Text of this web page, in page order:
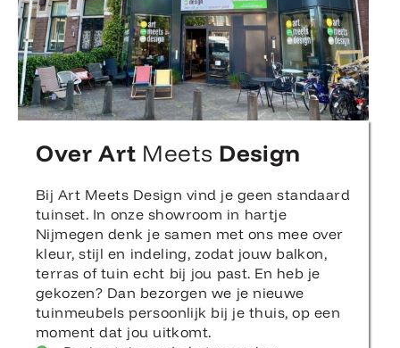
Over Art Meets Design
Bij Art Meets Design vind je geen standaard
tuinset. In onze showroom in hartje
Nijmegen denk je samen met ons mee over
kleur, stijl en indeling, zodat jouw balkon,
terras of tuin echt bij jou past. En heb je
gekozen? Dan bezorgen we je nieuwe
tuinmeubels persoonlijk bij je thuis, op een
moment dat jou uitkomt.